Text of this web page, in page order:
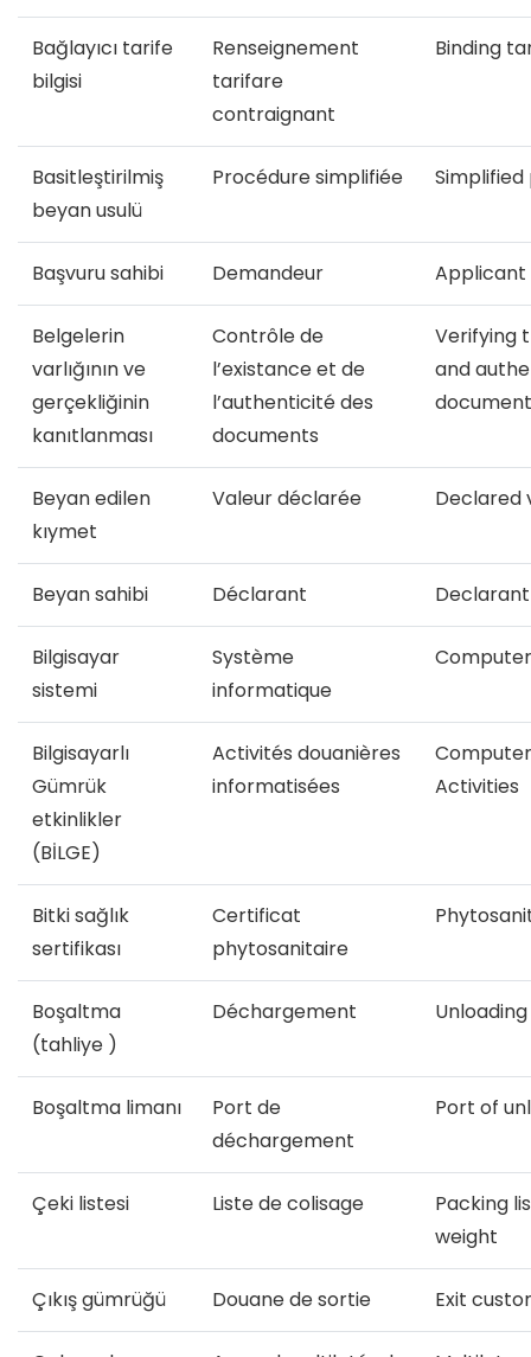
Bağlayıcı tarife
bilgisi
Renseignement
tarifare
contraignant
Binding
Basitleştirilmiş
beyan usulü
Procédure simplifiée
Başvuru sahibi Demandeur Applicant
Belgelerin
varlığının ve
gerçekliğinin
kanıtlanması
Contrôle de
l’existance et de
l’authenticité des
documents
Verifying
and
Beyan edilen
kıymet
Valeur déclarée Declared
Beyan sahibi Déclarant Declarant
Bilgisayar
sistemi
Système
informatique
Bilgisayarlı
Gümrük
etkinlikler
(BİLGE)
Activités douanières
informatisées
Activities
Bitki sağlık
sertifikası
Certificat
phytosanitaire
Boşaltma
(tahliye )
Déchargement Unloading
Boşaltma limanı
Port de
déchargement
Port of
Çeki listesi Liste de colisage
Packing
weight
Çıkış gümrüğü Douane de sortie Exit